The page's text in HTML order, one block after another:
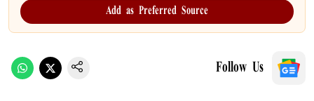
Add as Preferred Source
Follow Us